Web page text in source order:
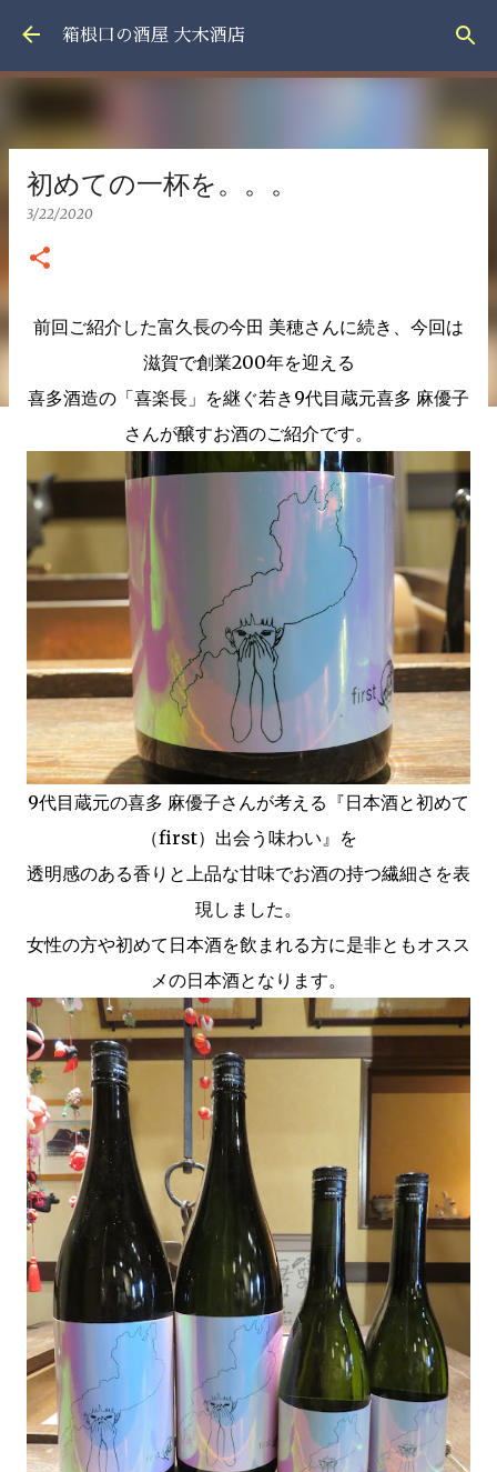
スキップしてメイン コンテンツに移動
箱根口の酒屋 大木酒店
初めての一杯を。。。
3/22/2020
前回ご紹介した富久長の今田 美穂さんに続き、今回は
滋賀で創業200年を迎える
喜多酒造の「喜楽長」を継ぐ若き9代目蔵元喜多 麻優子
さんが醸すお酒のご紹介です。
9代目蔵元の喜多 麻優子さんが考える『日本酒と初めて
（first）出会う味わい』を
透明感のある香りと上品な甘味でお酒の持つ繊細さを表
現しました。
女性の方や初めて日本酒を飲まれる方に是非ともオスス
メの日本酒となります。